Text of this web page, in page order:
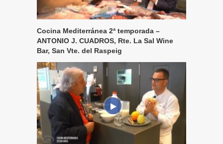
Cocina Mediterránea 2ª temporada –
ANTONIO J. CUADROS, Rte. La Sal Wine
Bar, San Vte. del Raspeig